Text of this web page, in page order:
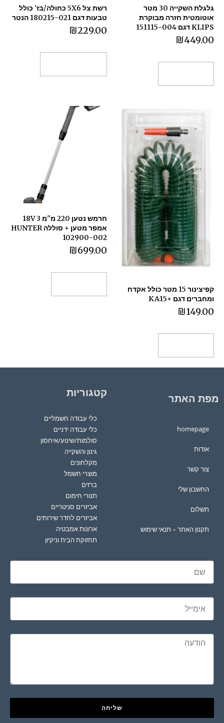
גלגלת השקייה 30 מטר
אוטומטית חזרה מבוקרת
KLIPS דגם 151115-004
₪449.00
רשת צל 5X6 כחולה/בז' כולל
טבעות דגם 180215-021 הנטר
₪229.00
קפיצינור 15 מטר כולל אקדח
ומחברים דגם +KA15
₪149.00
חרמש נטען 220 מ"מ 18V 3
אמפר מטען + סוללה HUNTER
102900-002
₪699.00
מפת האתר
homepage
אודות
צור קשר
החשבון שלי
תשלום
תקנון האתר – תנאי שימוש
קטגוריות
כלי עבודה חשמליים
כלי עבודה ידניים
סולמות/שינוע/איחסון
גינון והשקייה
מקלחונים
מוצרי חשמל
ברזים
תנורי חימום
אביזרים סניטריים
אביזרים לחדר שירותים
ארונות אמבטיה
תחזוקת הבית וניקיון
שליחה